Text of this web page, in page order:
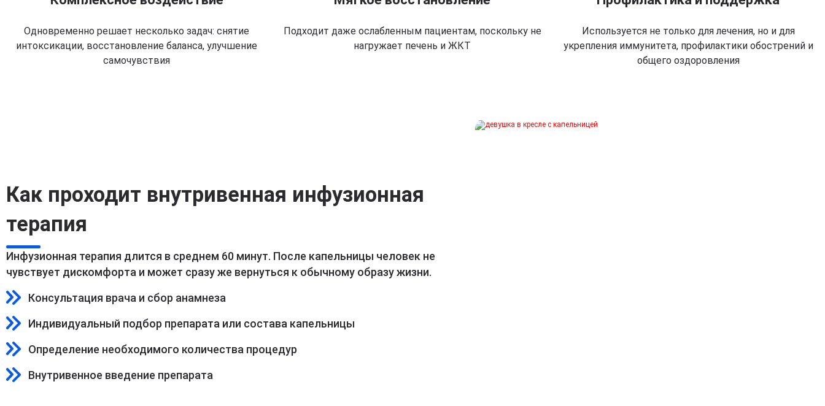
Одновременно решает несколько задач: снятие
интоксикации, восстановление баланса, улучшение
самочувствия
Подходит даже ослабленным пациентам, поскольку не
нагружает печень и ЖКТ
Используется не только для лечения, но и для
укрепления иммунитета, профилактики обострений и
общего оздоровления
Как проходит внутривенная инфузионная
терапия
Инфузионная терапия длится в среднем 60 минут. После капельницы человек не
чувствует дискомфорта и может сразу же вернуться к обычному образу жизни.
Консультация врача и сбор анамнеза
Индивидуальный подбор препарата или состава капельницы
Определение необходимого количества процедур
Внутривенное введение препарата